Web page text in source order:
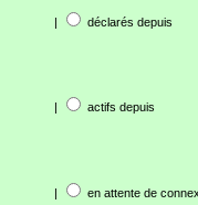
| déclarés depuis
| actifs depuis
| en attente de